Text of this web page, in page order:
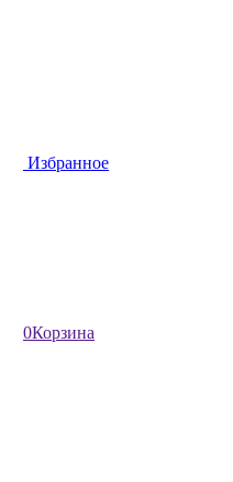
Избранное
0Корзина